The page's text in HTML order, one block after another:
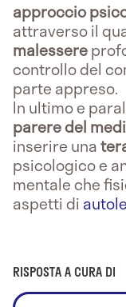
approccio
attraverso il
malessere
controllo del
parte appreso.
In ultimo e
parere del
inserire una
psicologico e
mentale che
aspetti di
RISPOSTA A CURA DI